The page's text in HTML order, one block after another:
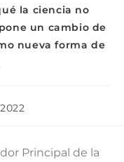
la ciencia no
un cambio de
nueva forma de
Principal de la